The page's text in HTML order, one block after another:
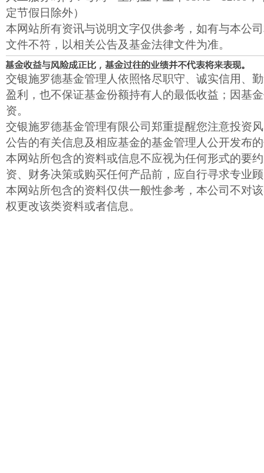
定节假日除外）
本网站所有资讯与说明文字仅供参考，如有与本公
文件不符，以相关公告及基金法律文件为准。
交银施罗德基金管理人依照恪尽职守、诚实信用、
盈利，也不保证基金份额持有人的最低收益；因基
资。
交银施罗德基金管理有限公司郑重提醒您注意投资
公告的有关信息及相应基金的基金管理人公开发布
本网站所包含的资料或信息不应视为任何形式的要
资、财务决策或购买任何产品前，应自行寻求专业
本网站所包含的资料仅供一般性参考，本公司不对
权更改该类资料或者信息。